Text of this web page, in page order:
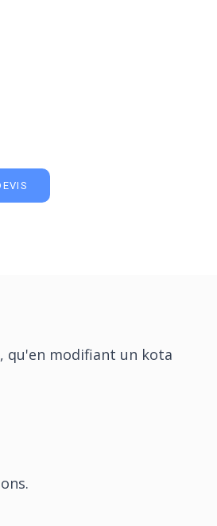
qu'en modifiant un kota